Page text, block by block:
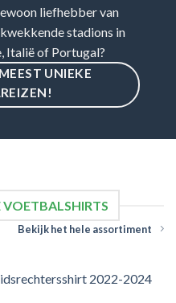
liefhebber van
stadions in
Italië of Portugal?
UNIEKE
VOETBALSHIRTS
Bekijk het hele assortiment
2022-2024